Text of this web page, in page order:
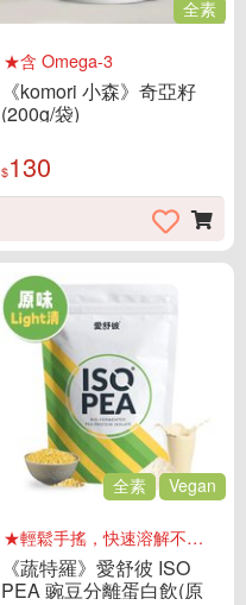
全素
★含 Omega-3
《komori 小森》奇亞籽
(200g/袋)
$130
全素 Vegan
★輕鬆手搖，快速溶解不結塊
《蔬特羅》愛舒彼 ISO
PEA 豌豆分離蛋白飲(原